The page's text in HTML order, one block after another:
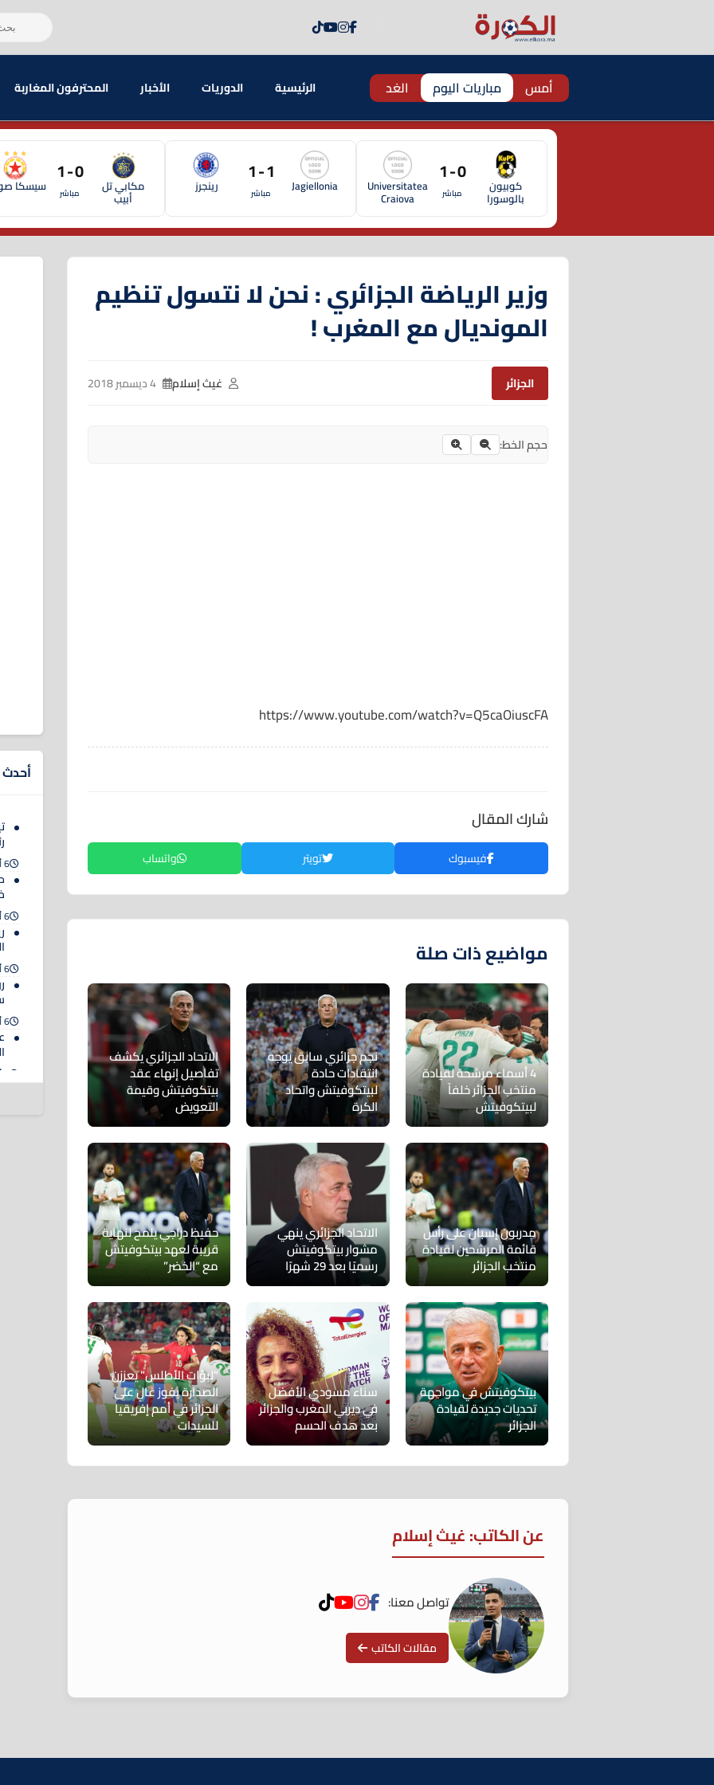
أمس مباريات اليوم الغد الرئيسية الدوريات الأخبار المحترفون المغاربة
كوبيون
بالوسورا
0 - 1
مباشر Universitatea
Craiova
Jagiellonia
1 - 1
مباشر رينجرز مكابي تل
أبيب
0 - 1
مباشر سيسكا
وزير الرياضة الجزائري : نحن لا نتسول تنظيم
المونديال مع المغرب !
الجزائر غيث إسلام
حجم الخط:
https://www.youtube.com/watch?v=Q5caOiuscFA
شارك المقال
فيسبوك تويتر واتساب
مواضيع ذات صلة
4 أسماء مرشحة لقيادة
منتخب الجزائر خلفاً
لبيتكوفيتش
نجم جزائري سابق يوجه
انتقادات حادة
لبيتكوفيتش واتحاد
الكرة
الاتحاد الجزائري يكشف
تفاصيل إنهاء عقد
بيتكوفيتش وقيمة
التعويض
مدربون إسبان على رأس
قائمة المرشحين لقيادة
منتخب الجزائر
الاتحاد الجزائري ينهي
مشوار بيتكوفيتش
رسميًا بعد 29 شهرًا
حفيظ دراجي يلمح لنهاية
قريبة لعهد بيتكوفيتش
مع “الخضر”
بيتكوفيتش في مواجهة
تحديات جديدة لقيادة
الجزائر
سناء مسودي الأفضل
في ديربي المغرب والجزائر
بعد هدف الحسم
“لبؤات الأطلس” يعززن
الصدارة بفوز غالٍ على
الجزائر في أمم إفريقيا
للسيدات
عن الكاتب: غيث إسلام
تواصل معنا:
مقالات الكاتب
أحدث
6 أغسطس 2026
6 أغسطس 2026
6 أغسطس 2026
6 أغسطس 2026